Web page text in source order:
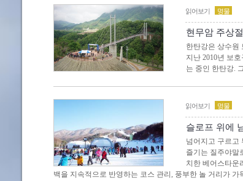
읽어보기 명물
현무암 주상
한탄강은 상수원
지난 2010년 보
는 중인 한탄강.
읽어보기 명물
슬로프 위에
넘어지고 구르고
즐기는 질주야말
치한 베어스타운
백을 지속적으로 반영하는 코스 관리, 풍부한 놀 거리가